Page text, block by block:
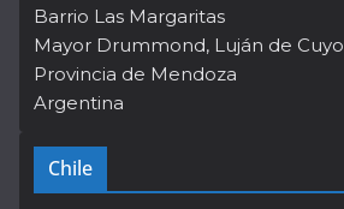
Barrio Las Margaritas
Mayor Drummond, Luján de Cuyo
Provincia de Mendoza
Argentina
Chile